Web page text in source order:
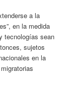
a la
en la medida
tecnologías sean
sujetos
en la